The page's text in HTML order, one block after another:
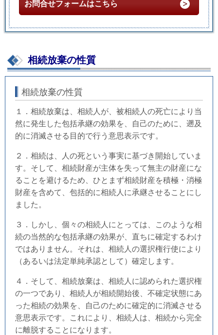
お問合せフォームはこちら
相続放棄の性質
相続放棄の性質
１．相続放棄は、相続人が、被相続人の死亡により当
然に発生した包括承継の効果を、自己のために、遡及
的に消滅させる目的で行う意思表示です。
２．相続は、人の死という事実に基づき開始していま
す。そして、相続財産が主体を失って無主の財産にな
ることを避けるため、ひとまず相続財産を積極・消極
財産を含めて、包括的に相続人に承継させることにし
ました。
３．しかし、個々の相続人にとっては、このような相
続の当然的な包括承継の効果が、直ちに確定するわけ
ではありません。それは、相続人の選択権行使により
（あるいは法定単純承認として）確定します。
４．そして、相続放棄は、相続人に認められた選択権
の一つであり、相続人が相続開始後、不確定状態にあ
った相続の効果を、自己のために確定的に消滅させる
意思表示です。これにより、相続人は、相続から完全
に離脱することになります。